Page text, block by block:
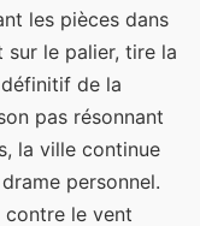
les pièces dans
le palier, tire la
de la
pas résonnant
la ville continue
personnel.
contre le vent